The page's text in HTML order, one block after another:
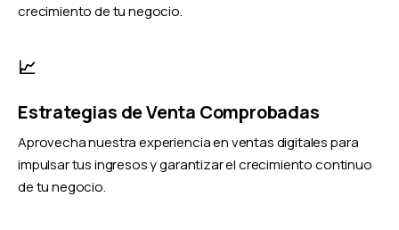
crecimiento de tu negocio.
📈
Estrategias de Venta Comprobadas
Aprovecha nuestra experiencia en ventas digitales para
impulsar tus ingresos y garantizar el crecimiento continuo
de tu negocio.